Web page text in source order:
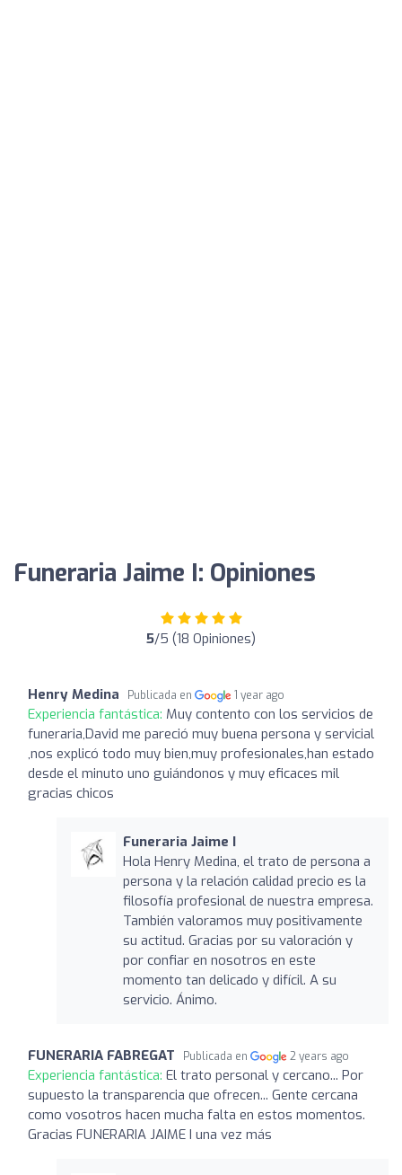
Funeraria Jaime I: Opiniones
5/5 (18 Opiniones)
Henry Medina Publicada en 1 year ago
Experiencia fantástica: Muy contento con los servicios de
funeraria,David me pareció muy buena persona y servicial
,nos explicó todo muy bien,muy profesionales,han estado
desde el minuto uno guiándonos y muy eficaces mil
gracias chicos
Funeraria Jaime I
Hola Henry Medina, el trato de persona a
persona y la relación calidad precio es la
filosofía profesional de nuestra empresa.
También valoramos muy positivamente
su actitud. Gracias por su valoración y
por confiar en nosotros en este
momento tan delicado y difícil. A su
servicio. Ánimo.
FUNERARIA FABREGAT Publicada en 2 years ago
Experiencia fantástica: El trato personal y cercano... Por
supuesto la transparencia que ofrecen... Gente cercana
como vosotros hacen mucha falta en estos momentos.
Gracias FUNERARIA JAIME I una vez más